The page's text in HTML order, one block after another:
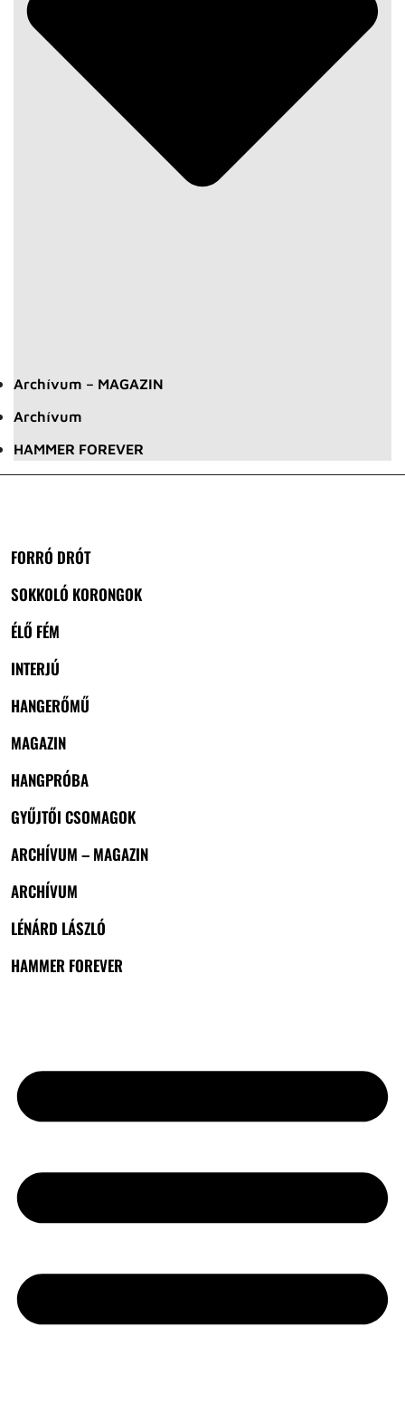
Archívum – MAGAZIN
Archívum
HAMMER FOREVER
FORRÓ DRÓT
SOKKOLÓ KORONGOK
ÉLŐ FÉM
INTERJÚ
HANGERŐMŰ
MAGAZIN
HANGPRÓBA
GYŰJTŐI CSOMAGOK
ARCHÍVUM – MAGAZIN
ARCHÍVUM
LÉNÁRD LÁSZLÓ
HAMMER FOREVER